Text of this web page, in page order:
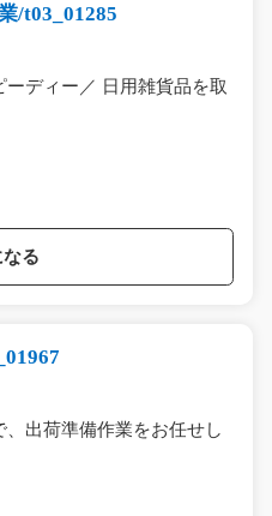
/t03_01285
ディー／ 日用雑貨品を取
る
出荷準備作業をお任せし